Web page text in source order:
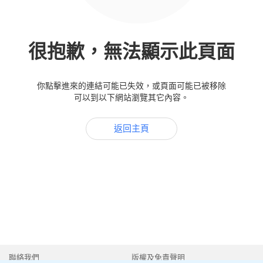
很抱歉，無法顯示此頁面
你點擊進來的連結可能已失效，或頁面可能已被移除
可以到以下網站瀏覽其它內容。
返回主頁
聯絡我們 版權及免責聲明